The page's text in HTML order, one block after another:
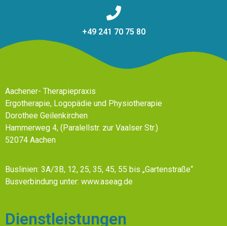
+49 241 70 75 80
Aachener- Therapiepraxis
Ergotherapie, Logopädie und Physiotherapie
Dorothee Geilenkirchen
Hammerweg 4, (Paralellstr. zur Vaalser Str.)
52074 Aachen
Buslinien: 3A/3B, 12, 25, 35, 45, 55 bis „Gartenstraße“
Busverbindung unter: www.aseag.de
Dienstleistungen